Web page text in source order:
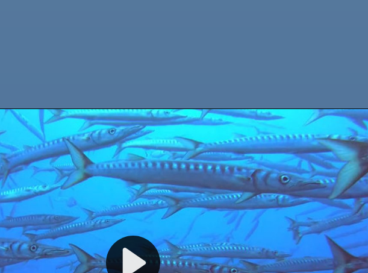
WILLKOMMEN BEI CALYPSO DIVING ESTARTIT